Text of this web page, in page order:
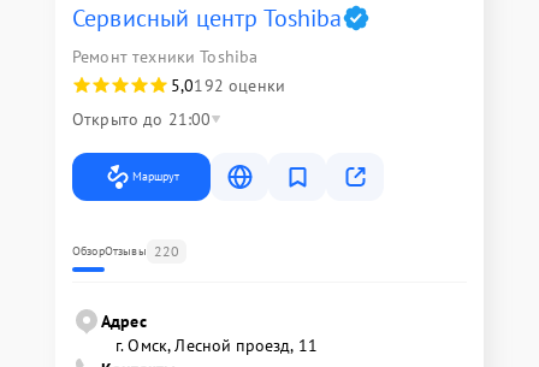
Сервисный центр Toshiba
Ремонт техники Toshiba
5,0192 оценки
Открыто до 21:00
Маршрут
ОбзорОтзывы 220
Адрес
г. Омск, ​Лесной проезд, 11